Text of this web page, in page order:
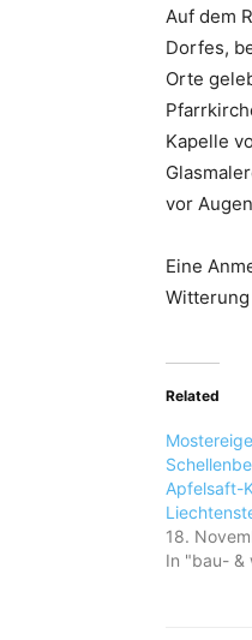
Auf dem
Dorfes,
Orte
Kapelle
vor
Eine
Related
Apfelsaft-
18.
In "bau- &